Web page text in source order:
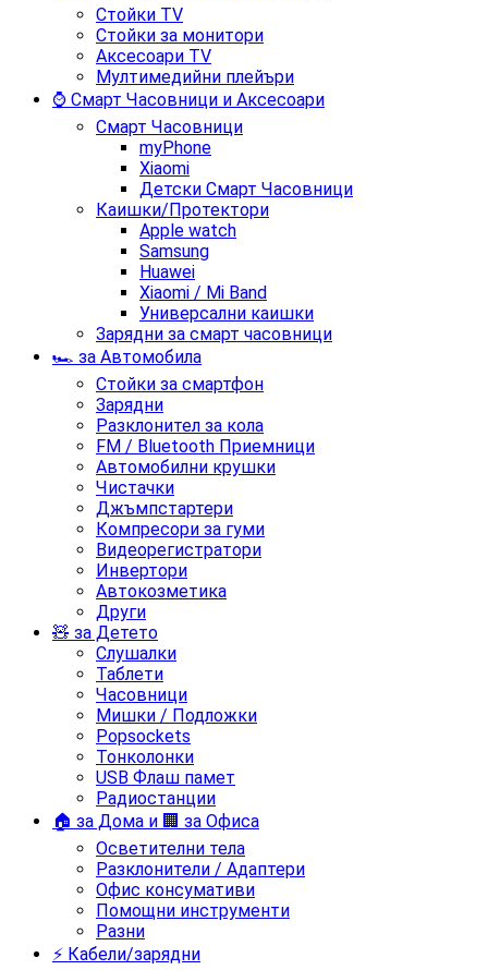
Стойки TV
Стойки за монитори
Аксесоари TV
Мултимедийни плейъри
⌚ Смарт Часовници и Аксесоари
Смарт Часовници
myPhone
Xiaomi
Детски Смарт Часовници
Каишки/Протектори
Apple watch
Samsung
Huawei
Xiaomi / Mi Band
Универсални каишки
Зарядни за смарт часовници
🏎️ за Автомобила
Стойки за смартфон
Зарядни
Разклонител за кола
FM / Bluetooth Приемници
Автомобилни крушки
Чистачки
Джъмпстартери
Компресори за гуми
Видеорегистратори
Инвертори
Автокозметика
Други
🧸 за Детето
Слушалки
Таблети
Часовници
Мишки / Подложки
Popsockets
Тонколонки
USB Флаш памет
Радиостанции
🏠 за Дома и 🏢 за Офиса
Осветителни тела
Разклонители / Адаптери
Офис консумативи
Помощни инструменти
Разни
⚡ Кабели/зарядни